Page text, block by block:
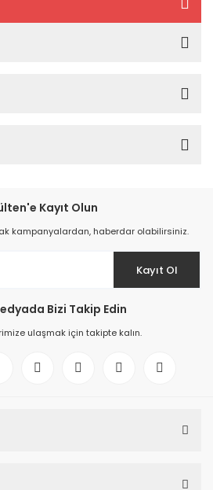
Kayıt Olun
kampanyalardan, haberdar olabilirsiniz.
Kayıt Ol
Bizi Takip Edin
ulaşmak için takipte kalın.